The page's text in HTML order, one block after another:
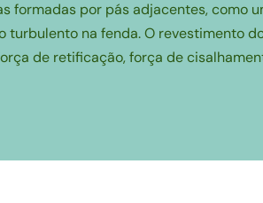
por pás adjacentes, como
na fenda. O revestimento
de retificação, força de